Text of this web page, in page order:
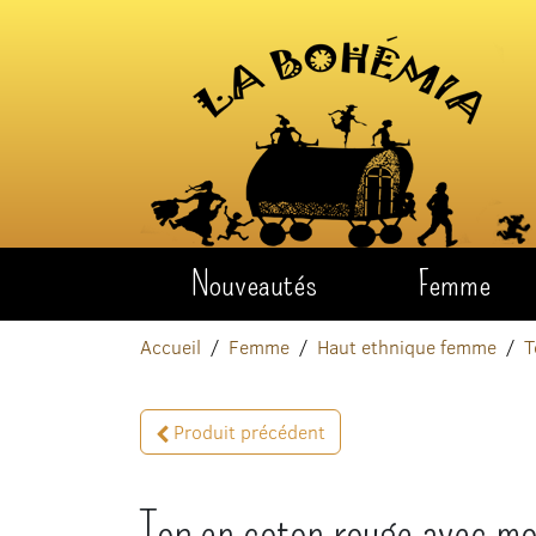
Nouveautés Femme
Accueil Femme Haut ethnique femme
Produit précédent